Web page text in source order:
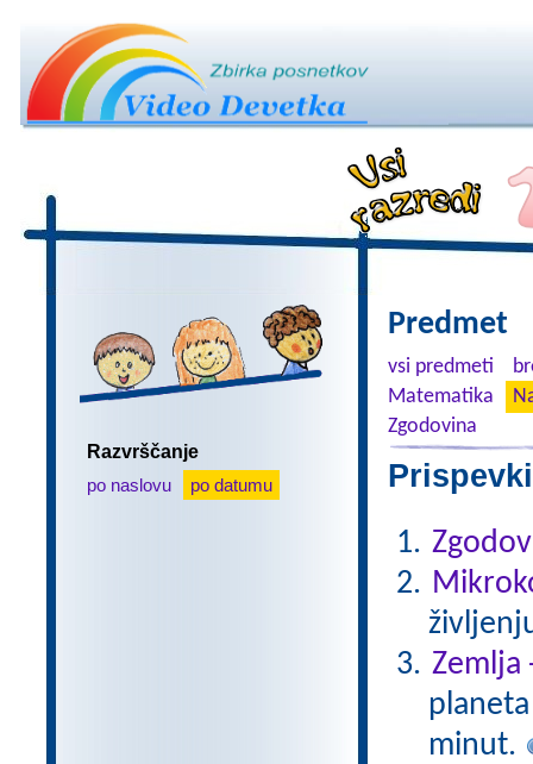
Razvrščanje
po naslovu
po datumu
Predmet
vsi predmeti
Matematika
Zgodovina
Zemlja
minut.